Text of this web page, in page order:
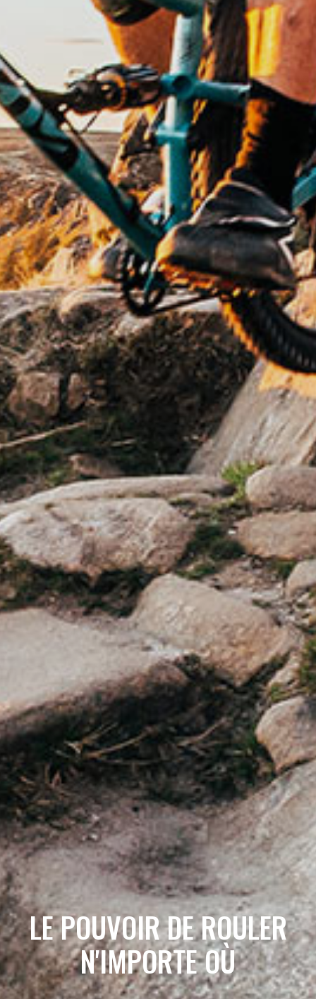
LE POUVOIR DE ROULER
N'IMPORTE OÙ